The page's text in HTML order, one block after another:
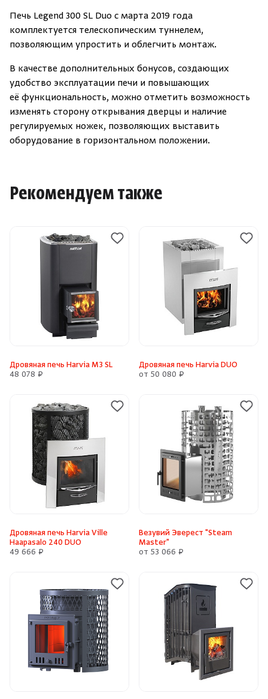
Печь Legend 300 SL Duo с марта 2019 года
комплектуется телескопическим туннелем,
позволяющим упростить и облегчить монтаж.
В качестве дополнительных бонусов, создающих
удобство эксплуатации печи и повышающих
её функциональность, можно отметить возможность
изменять сторону открывания дверцы и наличие
регулируемых ножек, позволяющих выставить
оборудование в горизонтальном положении.
Рекомендуем также
Дровяная печь Harvia M3 SL
48 078 ₽
Дровяная печь Harvia DUO
от 50 080 ₽
Дровяная печь Harvia Ville
Haapasalo 240 DUO
49 666 ₽
Везувий Эверест "Steam
Master"
от 53 066 ₽